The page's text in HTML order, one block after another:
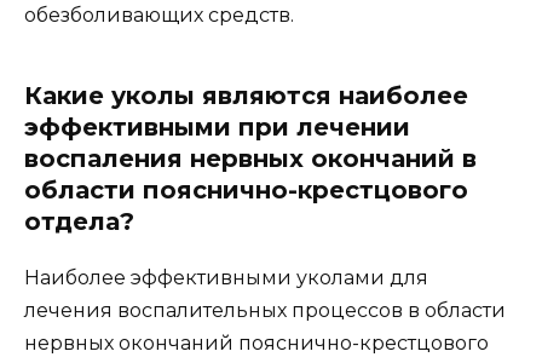
обезболивающих средств.
Какие уколы являются наиболее
эффективными при лечении
воспаления нервных окончаний в
области пояснично-крестцового
отдела?
Наиболее эффективными уколами для
лечения воспалительных процессов в области
нервных окончаний пояснично-крестцового